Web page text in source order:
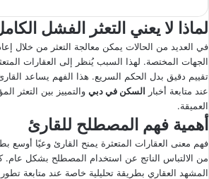
لماذا لا يعني التعثر الفشل
في العديد من الحالات يمكن معالجة التعثر من خلال
الجهات المختصة. لهذا السبب يُنظر إلى العقارات
تقييم دقيق بدل الحكم السريع. هذا الفهم يساعد
عند متابعة أخبار السكن في دبي والتمييز بين التعثر
العميقة.
أهمية فهم المصطلح للقارئ
فهم معنى العقارات المتعثرة يمنح القارئ وعيًا أوسع
من الالتباس الناتج عن استخدام المصطلح بشكل عام.
المشهد العقاري بطريقة تحليلية خاصة عند متابعة